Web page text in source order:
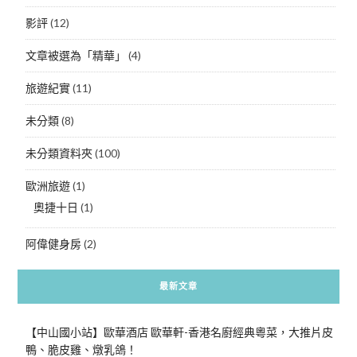
影評(12)
文章被選為「精華」 (4)
旅遊紀實(11)
未分類(8)
未分類資料夾(100)
歐洲旅遊(1)
奧捷十日 (1)
阿偉健身房(2)
最新文章
【中山國小站】歐華酒店 歐華軒-香港名廚經典粵菜，大推片皮
鴨、脆皮雞、燉乳鴿！